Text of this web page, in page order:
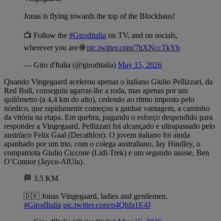
Jonas is flying towards the top of the Blockhaus!
📺 Follow the #Giroditalia on TV, and on socials,
wherever you are 🌐pic.twitter.com/7hXNccTkYb
— Giro d'Italia (@giroditalia) May 15, 2026
Quando Vingegaard acelerou apenas o italiano Giulio Pellizzari, da
Red Bull, conseguiu agarrar-lhe a roda, mas apenas por um
quilómetro (a 4,4 km do alto), cedendo ao ritmo imposto pelo
nórdico, que rapidamente começou a ganhar vantagem, a caminho
da vitória na etapa. Em quebra, pagando o esforço despendido para
responder a Vingegaard, Pellizzari foi alcançado e ultrapassado pelo
austríaco Felix Gaal (Decathlon). O jovem italiano foi ainda
apanhado por um trio, com o colega australiano, Jay Hindley, o
compatriota Giulio Ciccone (Lidl-Trek) e um segundo aussie, Ben
O’Connor (Jayco-AlUla).
🏁 3.5 KM
🇩🇰 Jonas Vingegaard, ladies and gentlemen.
#GirodItalia pic.twitter.com/n4Qhfa1E4J